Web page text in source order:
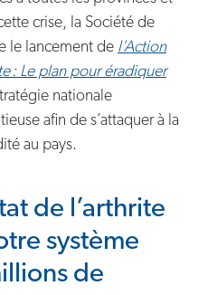
crise, la Société de
le lancement de l’Action
: Le plan pour éradiquer
nationale
afin de s’attaquer à la
au pays.
de l’arthrite
système
de